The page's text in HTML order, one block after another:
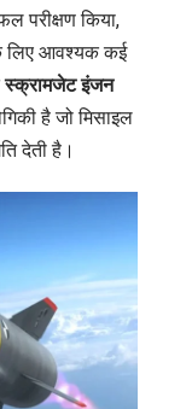
परीक्षण किया,
लिए आवश्यक कई
स्क्रामजेट इंजन
है जो मिसाइल
देती है।